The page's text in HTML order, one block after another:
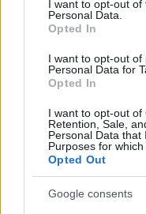
I want to opt-out
Personal Data.
Opted In
I want to opt-out of
Personal Data for
Opted In
I want to opt-out of
Retention, Sale,
Personal Data that
Purposes for which
Opted Out
Google consents